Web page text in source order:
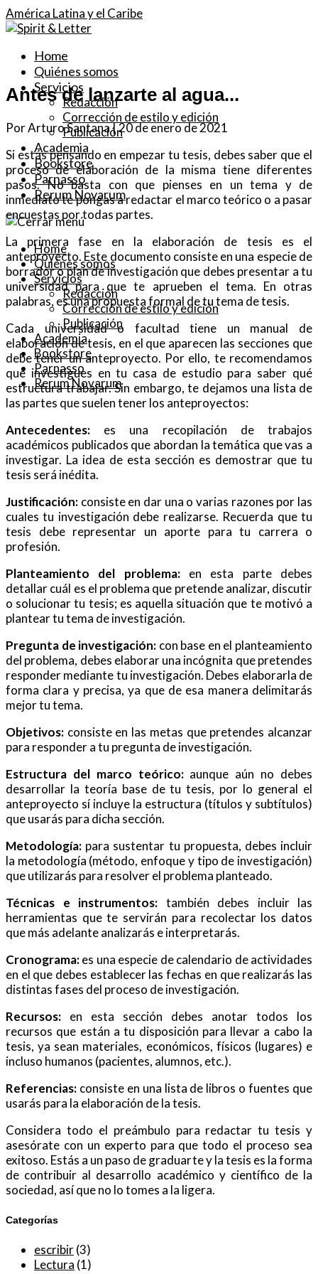
América Latina y el Caribe
Home
Quiénes somos
Servicios
Redacción
Corrección de estilo y edición
Publicación
Academia
Bookstore
Parnasso
Rerum Novarum
Home
Quiénes somos
Servicios
Redacción
Corrección de estilo y edición
Publicación
Academia
Bookstore
Parnasso
Rerum Novarum
Antes de lanzarte al agua...
Por Arturo Santana | 20 de enero de 2021
Si estás pensando en empezar tu tesis, debes saber que el
proceso de elaboración de la misma tiene diferentes
pasos. No basta con que pienses en un tema y de
inmediato te pongas a redactar el marco teórico o a pasar
encuestas por todas partes.
La primera fase en la elaboración de tesis es el
anteproyecto. Este documento consiste en una especie de
borrador o plan de investigación que debes presentar a tu
universidad para que te aprueben el tema. En otras
palabras, es una propuesta formal de tu tema de tesis.
Cada universidad o facultad tiene un manual de
elaboración de tesis, en el que aparecen las secciones que
debe tener un anteproyecto. Por ello, te recomendamos
que investigues en tu casa de estudio para saber qué
estructura trabajar. Sin embargo, te dejamos una lista de
las partes que suelen tener los anteproyectos:
Antecedentes: es una recopilación de trabajos
académicos publicados que abordan la temática que vas a
investigar. La idea de esta sección es demostrar que tu
tesis será inédita.
Justificación: consiste en dar una o varias razones por las
cuales tu investigación debe realizarse. Recuerda que tu
tesis debe representar un aporte para tu carrera o
profesión.
Planteamiento del problema:en esta parte debes
detallar cuál es el problema que pretende analizar, discutir
o solucionar tu tesis; es aquella situación que te motivó a
plantear tu tema de investigación.
Pregunta de investigación: con base en el planteamiento
del problema, debes elaborar una incógnita que pretendes
responder mediante tu investigación. Debes elaborarla de
forma clara y precisa, ya que de esa manera delimitarás
mejor tu tema.
Objetivos: consiste en las metas que pretendes alcanzar
para responder a tu pregunta de investigación.
Estructura del marco teórico:aunque aún no debes
desarrollar la teoría base de tu tesis, por lo general el
anteproyecto sí incluye la estructura (títulos y subtítulos)
que usarás para dicha sección.
Metodología: para sustentar tu propuesta, debes incluir
la metodología (método, enfoque y tipo de investigación)
que utilizarás para resolver el problema planteado.
Técnicas e instrumentos: también debes incluir las
herramientas que te servirán para recolectar los datos
que más adelante analizarás e interpretarás.
Cronograma:es una especie de calendario de actividades
en el que debes establecer las fechas en que realizarás las
distintas fases del proceso de investigación.
Recursos: en esta sección debes anotar todos los
recursos que están a tu disposición para llevar a cabo la
tesis, ya sean materiales, económicos, físicos (lugares) e
incluso humanos (pacientes, alumnos, etc.).
Referencias: consiste en una lista de libros o fuentes que
usarás para la elaboración de la tesis.
Considera todo el preámbulo para redactar tu tesis y
asesórate con un experto para que todo el proceso sea
exitoso. Estás a un paso de graduarte y la tesis es la forma
de contribuir al desarrollo académico y científico de la
sociedad, así que no lo tomes a la ligera.
Categorías
escribir(3)
Lectura (1)